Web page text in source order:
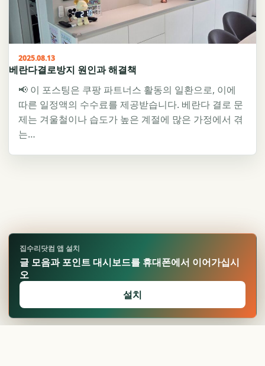
2025.08.13
베란다결로방지 원인과 해결책
📢 이 포스팅은 쿠팡 파트너스 활동의 일환으로, 이에
따른 일정액의 수수료를 제공받습니다. 베란다 결로 문
제는 겨울철이나 습도가 높은 계절에 많은 가정에서 겪
는…
집수리닷컴 앱 설치
글 모음과 포인트 대시보드를 휴대폰에서 이어가십시
오
설치